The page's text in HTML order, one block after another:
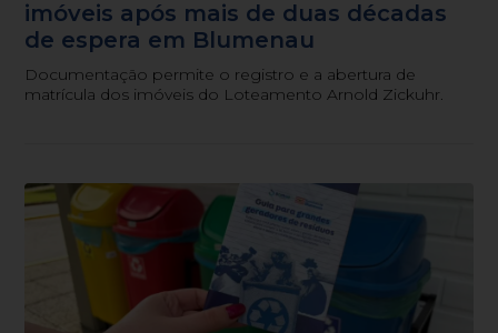
imóveis após mais de duas décadas
de espera em Blumenau
Documentação permite o registro e a abertura de
matrícula dos imóveis do Loteamento Arnold Zickuhr.